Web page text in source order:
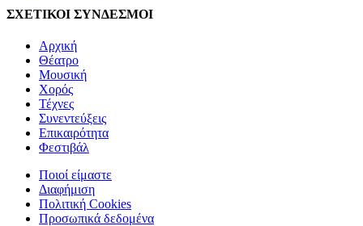
ΣΧΕΤΙΚΟΙ ΣΥΝΔΕΣΜΟΙ
Αρχική
Θέατρο
Μουσική
Χορός
Τέχνες
Συνεντεύξεις
Επικαιρότητα
Φεστιβάλ
Ποιοί είμαστε
Διαφήμιση
Πολιτική Cookies
Προσωπικά δεδομένα